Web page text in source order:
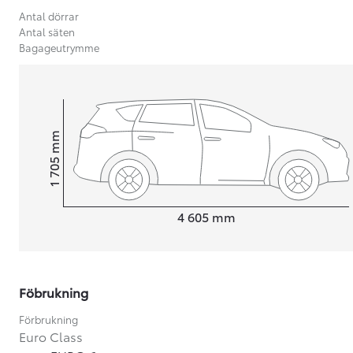
Från 599 900 kr
Nya Corolla Cross
Antal dörrar
Antal säten
Bagageutrymme
4 605 mm
Height1 705
mm
Föbrukning
Förbrukning
Euro Class